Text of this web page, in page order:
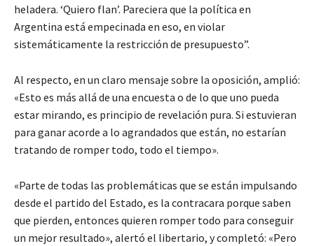
heladera. ‘Quiero flan’. Pareciera que la política en
Argentina está empecinada en eso, en violar
sistemáticamente la restricción de presupuesto”.
Al respecto, en un claro mensaje sobre la oposición, amplió:
«Esto es más allá de una encuesta o de lo que uno pueda
estar mirando, es principio de revelación pura. Si estuvieran
para ganar acorde a lo agrandados que están, no estarían
tratando de romper todo, todo el tiempo».
«Parte de todas las problemáticas que se están impulsando
desde el partido del Estado, es la contracara porque saben
que pierden, entonces quieren romper todo para conseguir
un mejor resultado», alertó el libertario, y completó: «Pero